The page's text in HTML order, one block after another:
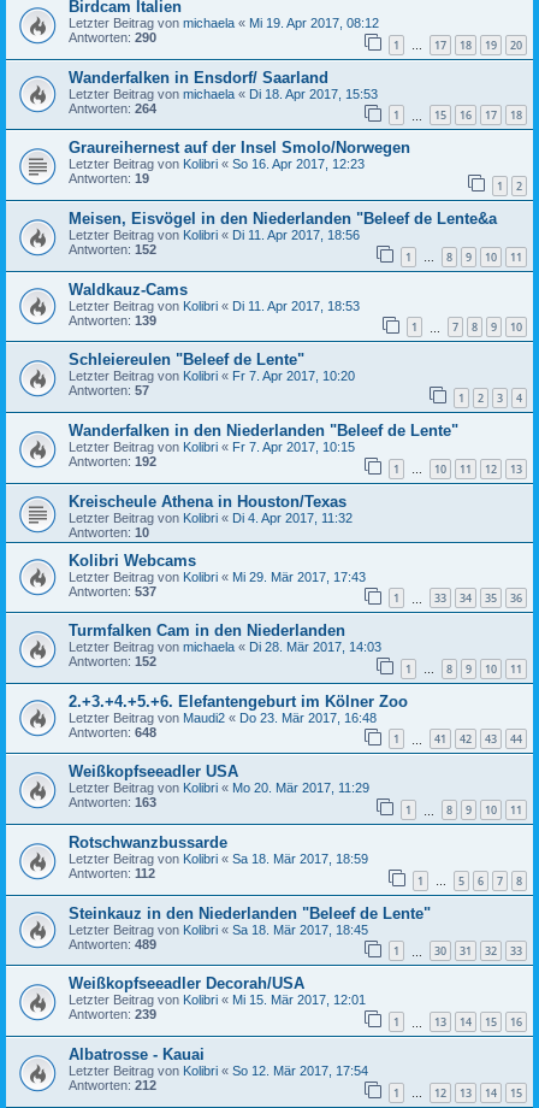
Birdcam Italien
Letzter Beitrag von michaela « Mi 19. Apr 2017, 08:12
Antworten: 290 1 … 17 18 19 20
Wanderfalken in Ensdorf/ Saarland
Letzter Beitrag von michaela « Di 18. Apr 2017, 15:53
Antworten: 264 1 15 16 17 18
Graureihernest auf der Insel Smolo/Norwegen
Letzter Beitrag von Kolibri « So 16. Apr 2017, 12:23
Antworten: 19 1 2
Meisen, Eisvögel in den Niederlanden "Beleef de Lente&a
Letzter Beitrag von Kolibri « Di 11. Apr 2017, 18:56
Antworten: 152 1 … 8 9 10 11
Waldkauz-Cams
Letzter Beitrag von Kolibri « Di 11. Apr 2017, 18:53
Antworten: 139 1 7 8 9 10
Schleiereulen "Beleef de Lente"
Letzter Beitrag von Kolibri « Fr 7. Apr 2017, 10:20
Antworten: 57 1 2 3 4
Wanderfalken in den Niederlanden "Beleef de Lente"
Letzter Beitrag von Kolibri « Fr 7. Apr 2017, 10:15
Antworten: 192 1 … 10 11 12 13
Kreischeule Athena in Houston/Texas
Letzter Beitrag von Kolibri « Di 4. Apr 2017, 11:32
Antworten: 10
Kolibri Webcams
Letzter Beitrag von Kolibri « Mi 29. Mär 2017, 17:43
Antworten: 537 1 33 34 35 36
Turmfalken Cam in den Niederlanden
Letzter Beitrag von michaela « Di 28. Mär 2017, 14:03
Antworten: 152 1 … 8 9 10 11
2.+3.+4.+5.+6. Elefantengeburt im Kölner Zoo
Letzter Beitrag von Maudi2 « Do 23. Mär 2017, 16:48
Antworten: 648 1 41 42 43 44
Weißkopfseeadler USA
Letzter Beitrag von Kolibri « Mo 20. Mär 2017, 11:29
Antworten: 163 1 8 9 10 11
Rotschwanzbussarde
Letzter Beitrag von Kolibri « Sa 18. Mär 2017, 18:59
Antworten: 112 1 … 5 6 7 8
Steinkauz in den Niederlanden "Beleef de Lente"
Letzter Beitrag von Kolibri « Sa 18. Mär 2017, 18:45
Antworten: 489 1 30 31 32 33
Weißkopfseeadler Decorah/USA
Letzter Beitrag von Kolibri « Mi 15. Mär 2017, 12:01
Antworten: 239 1 13 14 15 16
Albatrosse - Kauai
Letzter Beitrag von Kolibri « So 12. Mär 2017, 17:54
Antworten: 212 1 … 12 13 14 15